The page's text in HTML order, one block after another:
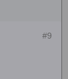
#9